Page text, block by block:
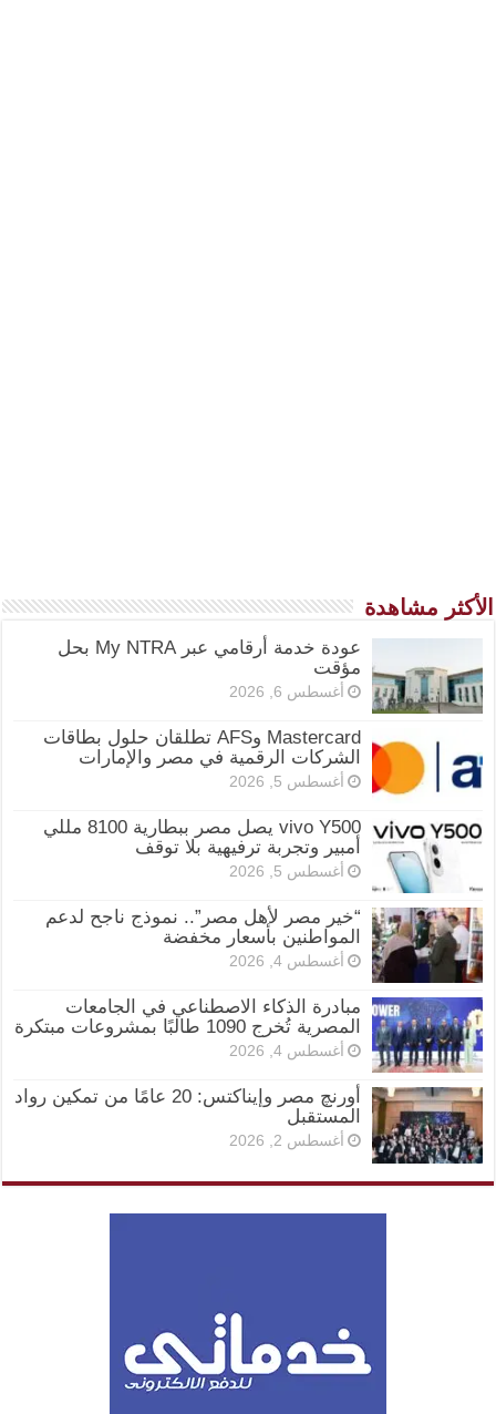
الأكثر مشاهدة
عودة خدمة أرقامي عبر My NTRA بحل
مؤقت
أغسطس 6, 2026
Mastercard وAFS تطلقان حلول بطاقات
الشركات الرقمية في مصر والإمارات
أغسطس 5, 2026
vivo Y500 يصل مصر ببطارية 8100 مللي
أمبير وتجربة ترفيهية بلا توقف
أغسطس 5, 2026
“خير مصر لأهل مصر”.. نموذج ناجح لدعم
المواطنين بأسعار مخفضة
أغسطس 4, 2026
مبادرة الذكاء الاصطناعي في الجامعات
المصرية تُخرج 1090 طالبًا بمشروعات مبتكرة
أغسطس 4, 2026
أورنچ مصر وإيناكتس: 20 عامًا من تمكين رواد
المستقبل
أغسطس 2, 2026